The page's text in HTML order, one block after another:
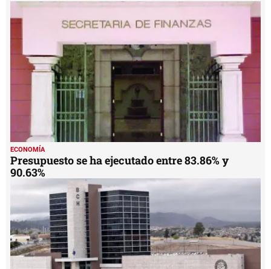
ECONOMÍA
Presupuesto se ha ejecutado entre 83.86% y
90.63%